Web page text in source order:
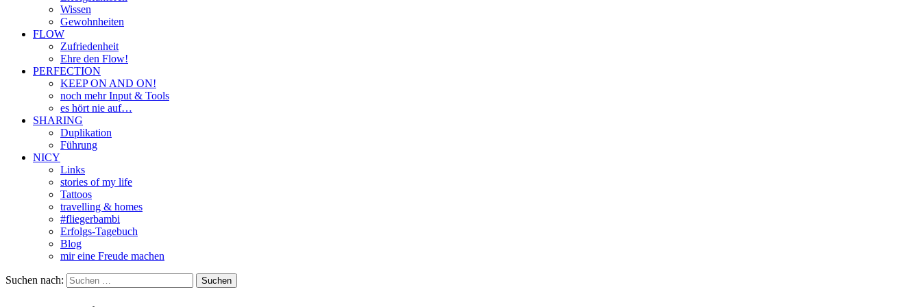
Wissen
Gewohnheiten
FLOW
Zufriedenheit
Ehre den Flow!
PERFECTION
KEEP ON AND ON!
noch mehr Input & Tools
es hört nie auf…
SHARING
Duplikation
Führung
NICY
Links
stories of my life
Tattoos
travelling & homes
#fliegerbambi
Erfolgs-Tagebuch
Blog
mir eine Freude machen
Suchen nach: